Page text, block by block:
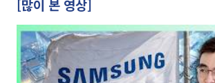
[많이 본 영상]